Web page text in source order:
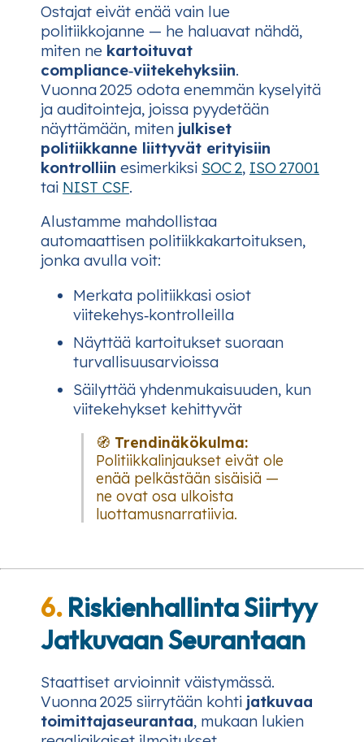
Ostajat eivät enää vain lue
politiikkojanne — he haluavat nähdä,
miten ne kartoituvat
compliance‑viitekehyksiin.
Vuonna 2025 odota enemmän kyselyitä
ja auditointeja, joissa pyydetään
näyttämään, miten julkiset
politiikkanne liittyvät erityisiin
kontrolliin esimerkiksi SOC 2, ISO 27001
tai NIST CSF.
Alustamme mahdollistaa
automaattisen politiikkakartoituksen,
jonka avulla voit:
Merkata politiikkasi osiot
viitekehys‑kontrolleilla
Näyttää kartoitukset suoraan
turvallisuusarvioissa
Säilyttää yhdenmukaisuuden, kun
viitekehykset kehittyvät
🧭 Trendinäkökulma:
Politiikkalinjaukset eivät ole
enää pelkästään sisäisiä —
ne ovat osa ulkoista
luottamusnarratiivia.
6. Riskienhallinta Siirtyy
Jatkuvaan Seurantaan
Staattiset arvioinnit väistymässä.
Vuonna 2025 siirrytään kohti jatkuvaa
toimittajaseurantaa, mukaan lukien